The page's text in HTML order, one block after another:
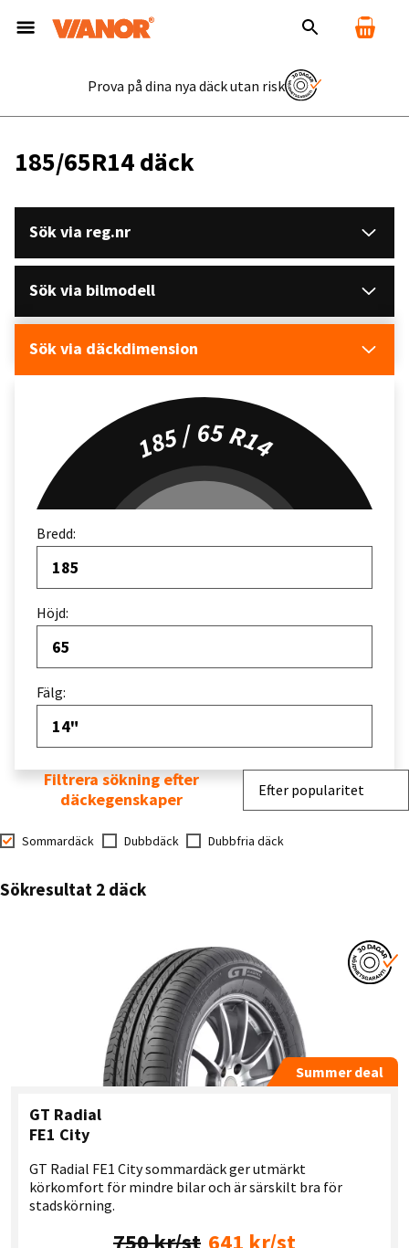
Prova på dina nya däck utan risk
185/65R14 däck
Sök via reg.nr
Sök via bilmodell
Sök via däckdimension
185 / 65 R14
Bredd:
185
Höjd:
65
Fälg:
14"
Sommardäck Dubbdäck Dubbfria däck
Sortera efter
Efter popularitet
Sökresultat 2 däck
Filtrera sökning efter
däckegenskaper
Summer deal
GT Radial
FE1 City
GT Radial FE1 City sommardäck ger utmärkt
körkomfort för mindre bilar och är särskilt bra för
stadskörning.
750 kr/st 641 kr/st